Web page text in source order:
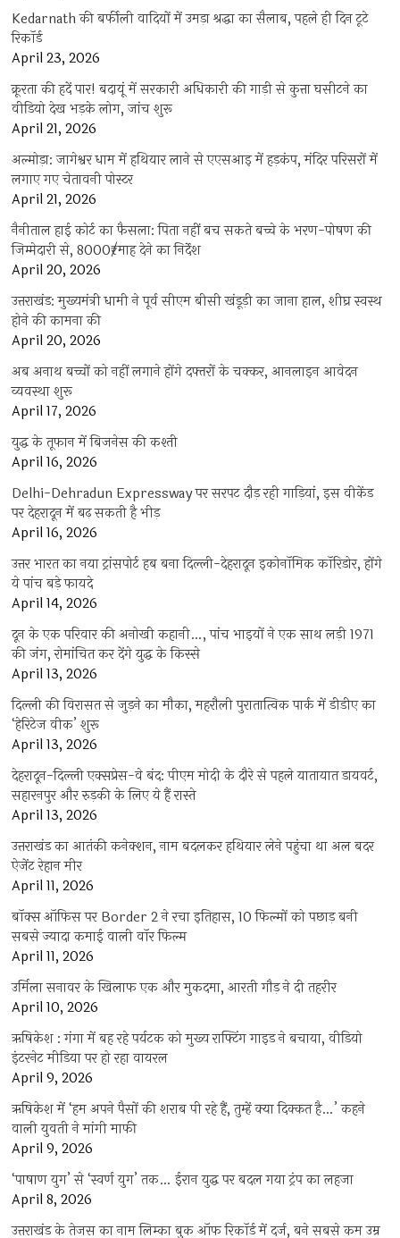
Kedarnath की बर्फीली वादियों में उमड़ा श्रद्धा का सैलाब, पहले ही दिन टूटे
रिकॉर्ड
April 23, 2026
क्रूरता की हदें पार! बदायूं में सरकारी अधिकारी की गाड़ी से कुत्ता घसीटने का
वीडियो देख भड़के लोग, जांच शुरू
April 21, 2026
अल्मोड़ा: जागेश्वर धाम में हथियार लाने से एएसआइ में हड़कंप, मंदिर परिसरों में
लगाए गए चेतावनी पोस्टर
April 21, 2026
नैनीताल हाई कोर्ट का फैसला: पिता नहीं बच सकते बच्चे के भरण-पोषण की
जिम्मेदारी से, 8000₹/माह देने का निर्देश
April 20, 2026
उत्तराखंड: मुख्यमंत्री धामी ने पूर्व सीएम बीसी खंडूड़ी का जाना हाल, शीघ्र स्वस्थ
होने की कामना की
April 20, 2026
अब अनाथ बच्चों को नहीं लगाने होंगे दफ्तरों के चक्कर, आनलाइन आवेदन
व्यवस्था शुरू
April 17, 2026
युद्ध के तूफान में बिजनेस की कश्ती
April 16, 2026
Delhi-Dehradun Expressway पर सरपट दौड़ रही गाड़ियां, इस वीकेंड
पर देहरादून में बढ़ सकती है भीड़
April 16, 2026
उत्तर भारत का नया ट्रांसपोर्ट हब बना दिल्ली-देहरादून इकोनॉमिक कॉरिडोर, होंगे
ये पांच बड़े फायदे
April 14, 2026
दून के एक परिवार की अनोखी कहानी…, पांच भाइयों ने एक साथ लड़ी 1971
की जंग, रोमांचित कर देंगे युद्ध के किस्से
April 13, 2026
दिल्ली की विरासत से जुड़ने का मौका, महरौली पुरातात्विक पार्क में डीडीए का
‘हेरिटेज वीक’ शुरू
April 13, 2026
देहरादून-दिल्ली एक्सप्रेस-वे बंद: पीएम मोदी के दौरे से पहले यातायात डायवर्ट,
सहारनपुर और रुड़की के लिए ये हैं रास्ते
April 13, 2026
उत्तराखंड का आतंकी कनेक्शन, नाम बदलकर हथियार लेने पहुंचा था अल बदर
ऐजेंट रेहान मीर
April 11, 2026
बॉक्स ऑफिस पर Border 2 ने रचा इतिहास, 10 फिल्मों को पछाड़ बनी
सबसे ज्यादा कमाई वाली वॉर फिल्म
April 11, 2026
उर्मिला सनावर के खिलाफ एक और मुकदमा, आरती गौड़ ने दी तहरीर
April 10, 2026
ऋषिकेश : गंगा में बह रहे पर्यटक को मुख्य राफ्टिंग गाइड ने बचाया, वीडियो
इंटरनेट मीडिया पर हो रहा वायरल
April 9, 2026
ऋषिकेश में ‘हम अपने पैसों की शराब पी रहे हैं, तुम्हें क्या दिक्कत है…’ कहने
वाली युवती ने मांगी माफी
April 9, 2026
‘पाषाण युग’ से ‘स्वर्ण युग’ तक… ईरान युद्ध पर बदल गया ट्रंप का लहजा
April 8, 2026
उत्तराखंड के तेजस का नाम लिम्का बुक ऑफ रिकॉर्ड में दर्ज, बने सबसे कम उम्र